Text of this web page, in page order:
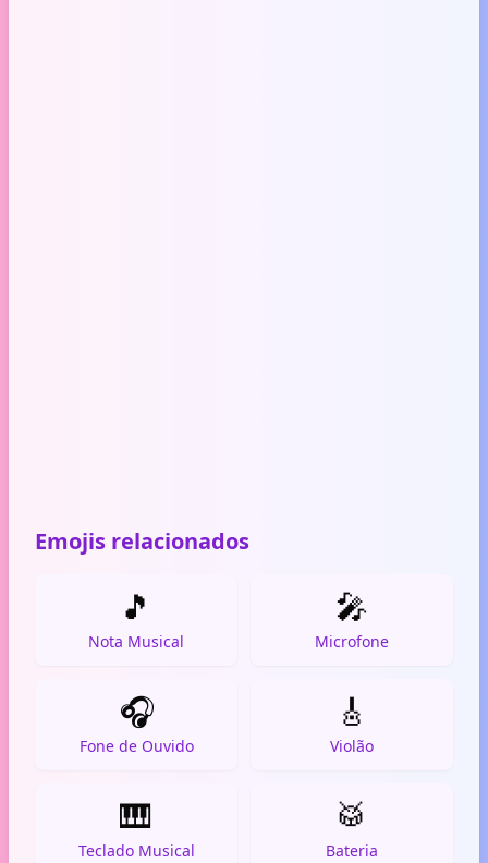
Emojis relacionados
🎵
Nota Musical
🎤
Microfone
🎧
Fone de Ouvido
🎸
Violão
🎹
Teclado Musical
🥁
Bateria